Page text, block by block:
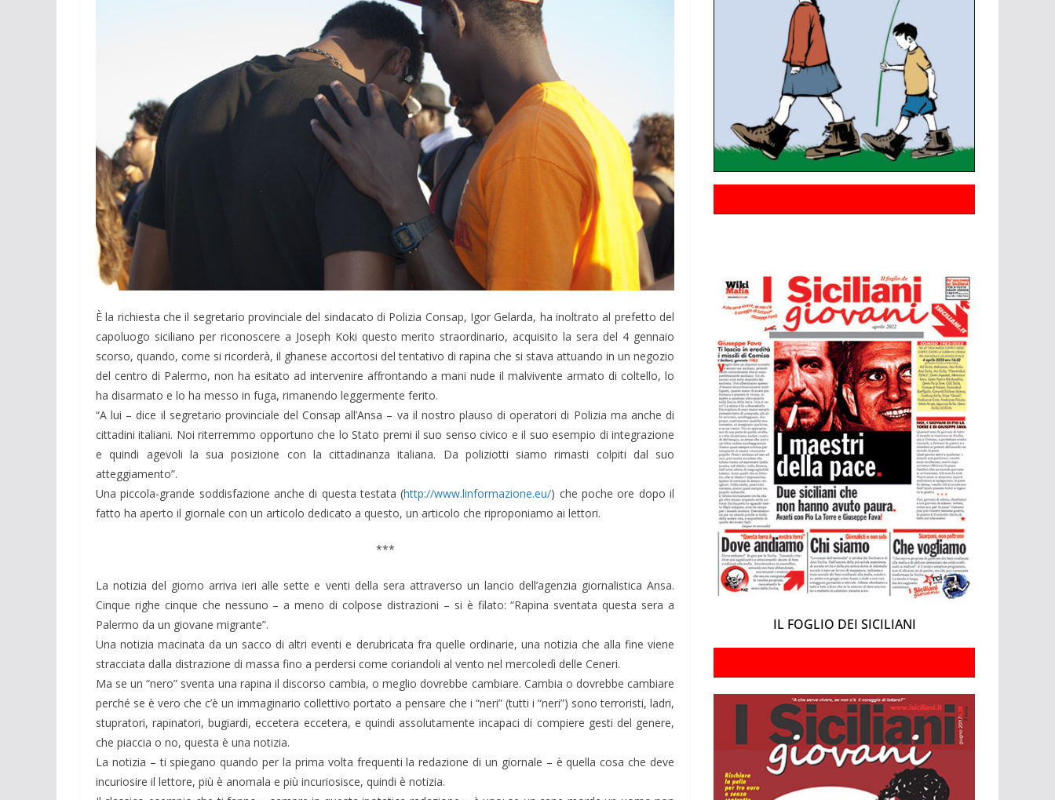
È la richiesta che il segretario provinciale del sindacato di Polizia Consap, Igor Gelarda, ha inoltrato al prefetto del
capoluogo siciliano per riconoscere a Joseph Koki questo merito straordinario, acquisito la sera del 4 gennaio
scorso, quando, come si ricorderà, il ghanese accortosi del tentativo di rapina che si stava attuando in un negozio
del centro di Palermo, non ha esitato ad intervenire affrontando a mani nude il malvivente armato di coltello, lo
ha disarmato e lo ha messo in fuga, rimanendo leggermente ferito.
“A lui – dice il segretario provinciale del Consap all’Ansa – va il nostro plauso di operatori di Polizia ma anche di
cittadini italiani. Noi riterremmo opportuno che lo Stato premi il suo senso civico e il suo esempio di integrazione
e quindi agevoli la sua posizione con la cittadinanza italiana. Da poliziotti siamo rimasti colpiti dal suo
atteggiamento”.
Una piccola-grande soddisfazione anche di questa testata (http://www.linformazione.eu/) che poche ore dopo il
fatto ha aperto il giornale con un articolo dedicato a questo, un articolo che riproponiamo ai lettori.
***
La notizia del giorno arriva ieri alle sette e venti della sera attraverso un lancio dell’agenzia giornalistica Ansa.
Cinque righe cinque che nessuno – a meno di colpose distrazioni – si è filato: “Rapina sventata questa sera a
Palermo da un giovane migrante”.
Una notizia macinata da un sacco di altri eventi e derubricata fra quelle ordinarie, una notizia che alla fine viene
stracciata dalla distrazione di massa fino a perdersi come coriandoli al vento nel mercoledì delle Ceneri.
Ma se un “nero” sventa una rapina il discorso cambia, o meglio dovrebbe cambiare. Cambia o dovrebbe cambiare
perché se è vero che c’è un immaginario collettivo portato a pensare che i “neri” (tutti i “neri”) sono terroristi, ladri,
stupratori, rapinatori, bugiardi, eccetera eccetera, e quindi assolutamente incapaci di compiere gesti del genere,
che piaccia o no, questa è una notizia.
La notizia – ti spiegano quando per la prima volta frequenti la redazione di un giornale – è quella cosa che deve
incuriosire il lettore, più è anomala e più incuriosisce, quindi è notizia.
IL FOGLIO DEI SICILIANI